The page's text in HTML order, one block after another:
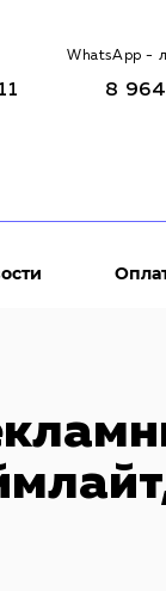
WhatsApp -
8